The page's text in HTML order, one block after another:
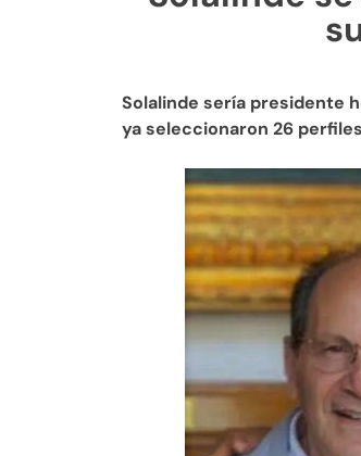
Solalinde sería presidente
ya seleccionaron 26